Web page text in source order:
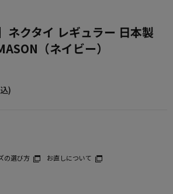
ネクタイ レギュラー 日本製
（ネイビー）
)
の選び方 お直しについて